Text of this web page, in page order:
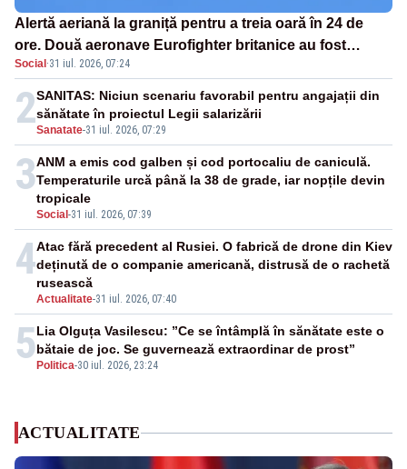
Alertă aeriană la graniță pentru a treia oară în 24 de
ore. Două aeronave Eurofighter britanice au fost
ridicate de la sol
Social ·31 iul. 2026, 07:24
2Sanatate-31 iul. 2026, 07:29
SANITAS: Niciun scenariu favorabil pentru angajații din
sănătate în proiectul Legii salarizării
3
Social -31 iul. 2026, 07:39
ANM a emis cod galben și cod portocaliu de caniculă.
Temperaturile urcă până la 38 de grade, iar nopțile devin
tropicale
4
Actualitate-31 iul. 2026, 07:40
Atac fără precedent al Rusiei. O fabrică de drone din Kiev
deținută de o companie americană, distrusă de o rachetă
rusească
5 Politica-30 iul. 2026, 23:24
Lia Olguța Vasilescu: ”Ce se întâmplă în sănătate este o
bătaie de joc. Se guvernează extraordinar de prost”
ACTUALITATE